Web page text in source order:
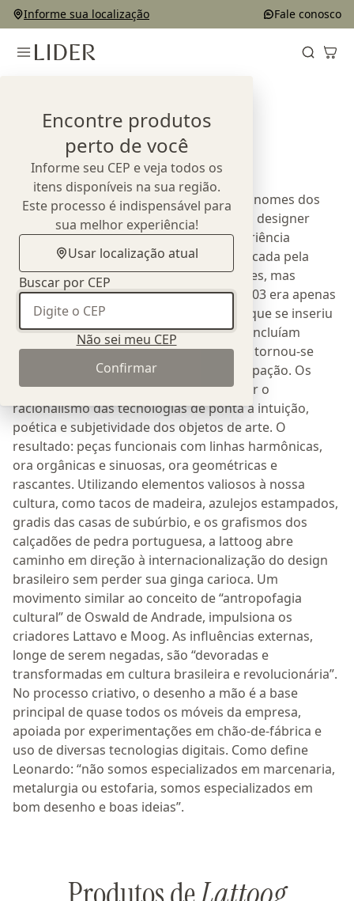
Informe sua localização Fale conosco
Encontre produtos
perto de você
Informe seu CEP e veja todos os
itens disponíveis na sua região.
Este processo é indispensável para
sua melhor experiência!
Usar localização atual
Buscar por CEP
Não sei meu CEP
Confirmar
Lattoog
LATTOOG, mais do que a fusão entre os nomes dos
sócios, o arquiteto Leonardo Lattavo e o designer
Pedro Moog, é a proposta de uma experiência
inovadora em design e arquitetura, marcada pela
pluralidade de duas formações diferentes, mas
complementares. O que entre 1998 e 2003 era apenas
um hobby, um exercício de criatividade que se inseriu
nas atividades artísticas da dupla – que incluíam
também pintura, escultura e desenho –, tornou-se
oficialmente, em 2004, sua principal ocupação. Os
produtos LATTOOG têm o mérito de aliar o
racionalismo das tecnologias de ponta à intuição,
poética e subjetividade dos objetos de arte. O
resultado: peças funcionais com linhas harmônicas,
ora orgânicas e sinuosas, ora geométricas e
rascantes. Utilizando elementos valiosos à nossa
cultura, como tacos de madeira, azulejos estampados,
gradis das casas de subúrbio, e os grafismos dos
calçadões de pedra portuguesa, a lattoog abre
caminho em direção à internacionalização do design
brasileiro sem perder sua ginga carioca. Um
movimento similar ao conceito de “antropofagia
cultural” de Oswald de Andrade, impulsiona os
criadores Lattavo e Moog. As influências externas,
longe de serem negadas, são “devoradas e
transformadas em cultura brasileira e revolucionária”.
No processo criativo, o desenho a mão é a base
principal de quase todos os móveis da empresa,
apoiada por experimentações em chão-de-fábrica e
uso de diversas tecnologias digitais. Como define
Leonardo: “não somos especializados em marcenaria,
metalurgia ou estofaria, somos especializados em
bom desenho e boas ideias”.